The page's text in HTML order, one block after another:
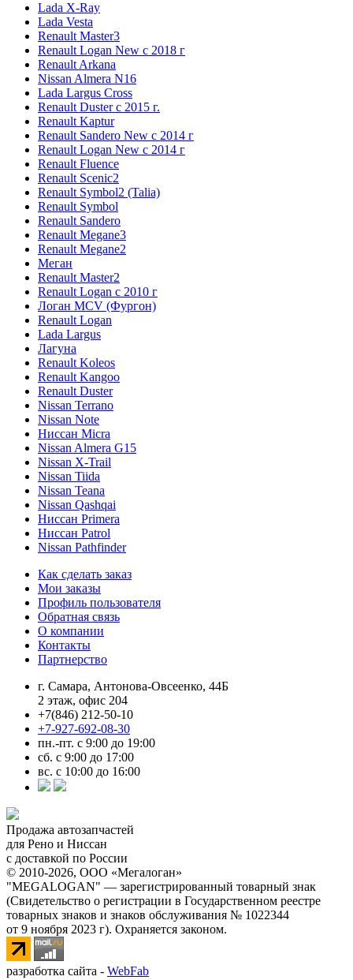
Lada X-Ray
Lada Vesta
Renault Master3
Renault Logan New с 2018 г
Renault Arkana
Nissan Almera N16
Lada Largus Cross
Renault Duster с 2015 г.
Renault Kaptur
Renault Sandero New с 2014 г
Renault Logan New с 2014 г
Renault Fluence
Renault Scenic2
Renault Symbol2 (Talia)
Renault Symbol
Renault Sandero
Renault Megane3
Renault Megane2
Меган
Renault Master2
Renault Logan c 2010 г
Логан МСV (Фургон)
Renault Logan
Lada Largus
Лагуна
Renault Koleos
Renault Kangoo
Renault Duster
Nissan Terrano
Nissan Note
Ниссан Micra
Nissan Almera G15
Nissan X-Trail
Nissan Tiida
Nissan Teana
Nissan Qashqai
Ниссан Primera
Ниссан Patrol
Nissan Pathfinder
Как сделать заказ
Мои заказы
Профиль пользователя
Обратная связь
О компании
Контакты
Партнерство
г. Самара, Антонова-Овсеенко, 44Б
2 этаж, офис 204
+7(846) 212-50-10
+7-927-692-08-30
пн.-пт. с 9:00 до 19:00
сб. с 9:00 до 17:00
вс. с 10:00 до 16:00
Продажа автозапчастей
для Рено и Ниссан
с доставкой по России
© 2010-2026, ООО «Мегалоган»
"MEGALOGAN" — зарегистрированный товарный знак
(Свидетельство о регистрации в Государственном реестре
товарных знаков и знаков обслуживания № 1022344
от 9 ноября 2023 г). Охраняется законом.
разработка сайта - WebFab